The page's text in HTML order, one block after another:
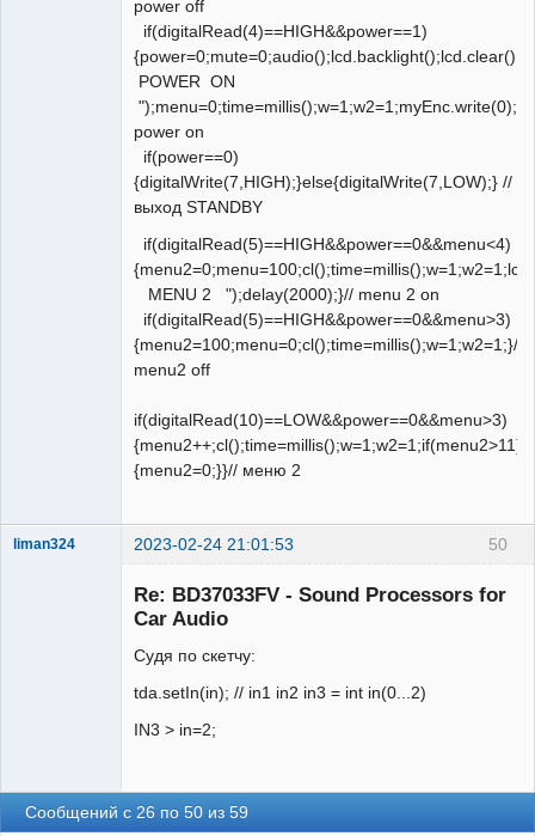
power off
if(digitalRead(4)==HIGH&&power==1)
POWER ON
power on
if(power==0)
{digitalWrite(7,HIGH);}else{digitalWrite(7,LOW);} //
выход STANDBY
if(digitalRead(5)==HIGH&&power==0&&menu<4)
MENU 2 ");delay(2000);}// menu 2 on
if(digitalRead(5)==HIGH&&power==0&&menu>3)
{menu2=100;menu=0;cl();time=millis();w=1;w2=1;}//
menu2 off
if(digitalRead(10)==LOW&&power==0&&menu>3)
{menu2++;cl();time=millis();w=1;w2=1;if(menu2>11)
{menu2=0;}}// меню 2
50
liman324 2023-02-24 21:01:53
Re: BD37033FV - Sound Processors for
Car Audio
Судя по скетчу:
tda.setIn(in); // in1 in2 in3 = int in(0...2)
IN3 > in=2;
Сообщений с 26 по 50 из 59